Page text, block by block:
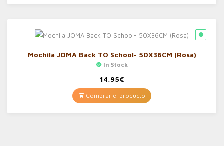
Mochila JOMA Back TO School- 50X36CM (Rosa)
In Stock
14,95€
Comprar el producto